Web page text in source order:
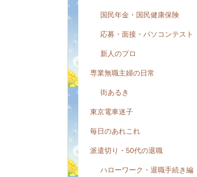
国民年金・国民健康保険
応募・面接・パソコンテスト
新人のプロ
専業無職主婦の日常
街あるき
東京電車迷子
毎日のあれこれ
派遣切り・50代の退職
ハローワーク・退職手続き編